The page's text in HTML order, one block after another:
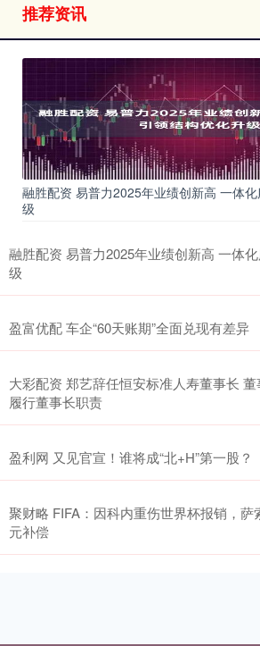
推荐资讯
融胜配资 易普力2025年业绩创新高 一体
级
融胜配资 易普力2025年业绩创新高 一体
级
盈富优配 车企“60天账期”全面兑现有差异
大彩配资 郑艺辞任恒安标准人寿董事长
履行董事长职责
盈利网 又见官宣！谁将成“北+H”第一股？
聚财略 FIFA：因科内重伤世界杯报销，萨
元补偿